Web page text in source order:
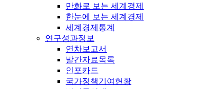
만화로 보는 세계경제
한눈에 보는 세계경제
세계경제통계
연구성과정보
연차보고서
발간자료목록
인포카드
국가정책기여현황